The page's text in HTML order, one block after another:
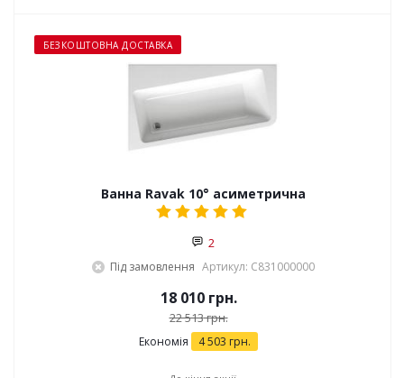
БЕЗКОШТОВНА ДОСТАВКА
Ванна Ravak 10° асиметрична
2
Під замовлення Артикул: C831000000
18 010грн.
22 513грн.
Економія 4 503 грн.